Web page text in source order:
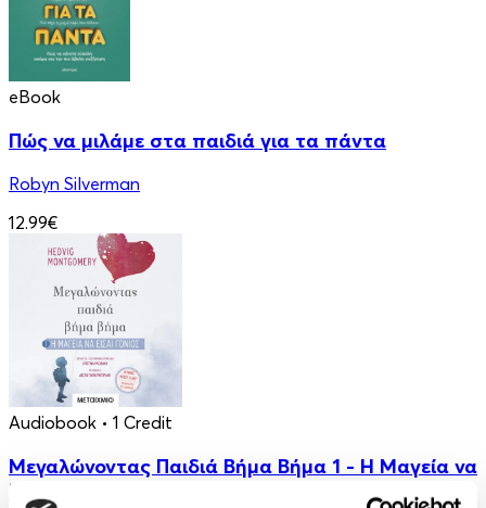
eBook
Πώς να μιλάμε στα παιδιά για τα πάντα
Robyn Silverman
12.99€
Audiobook • 1 Credit
Μεγαλώνοντας Παιδιά Βήμα Βήμα 1 - Η Μαγεία να
Είσαι Γονιός